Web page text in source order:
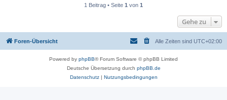
1 Beitrag • Seite 1 von 1
Gehe zu
Foren-Übersicht Alle Zeiten sind UTC+02:00
Powered by phpBB® Forum Software © phpBB Limited
Deutsche Übersetzung durch phpBB.de
Datenschutz| Nutzungsbedingungen